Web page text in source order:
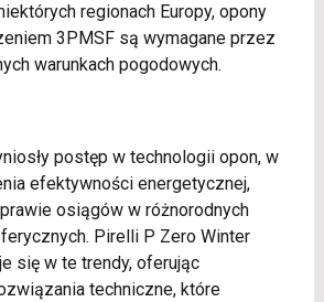
regionach Europy, opony
3PMSF są wymagane przez
warunkach pogodowych.
postęp w technologii opon, w
efektywności energetycznej,
osiągów w różnorodnych
Pirelli P Zero Winter
się w te trendy, oferując
techniczne, które